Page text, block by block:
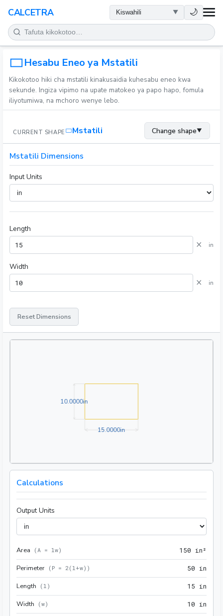
CALCETRA 🌙
HESABU
UONGOFU
SAYANSI
ZANA NYINGINE
Hesabu Eneo ya Mstatili
Kikokotoo hiki cha mstatili kinakusaidia kuhesabu eneo kwa
sekunde. Ingiza vipimo na upate matokeo ya papo hapo, fomula
iliyotumiwa, na mchoro wenye lebo.
CURRENT SHAPE Mstatili Change shape▼
Mstatili Dimensions
Input Units
Length
× in
Width
× in
Reset Dimensions
15.0000in15.0000in
10.0000in10.0000in
Calculations
Output Units
Area ( A = lw) 1 50 in²
Perimeter ( P = 2(l+w) ) 50 in
Length ( l ) 1 5 in
Width (w) 10 in